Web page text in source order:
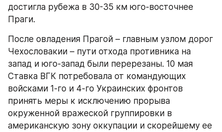
достигла рубежа в 30-35 км юго-восточнее
Праги.
После овладения Прагой – главным узлом дорог
Чехословакии – пути отхода противника на
запад и юго-запад были перерезаны. 10 мая
Ставка ВГК потребовала от командующих
войсками 1-го и 4-го Украинских фронтов
принять меры к исключению прорыва
окруженной вражеской группировки в
американскую зону оккупации и скорейшему ее